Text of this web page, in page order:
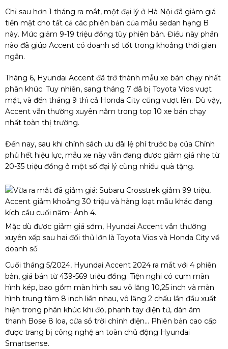
Chỉ sau hơn 1 tháng ra mắt, một đại lý ở Hà Nội đã giảm giá
tiền mặt cho tất cả các phiên bản của mẫu sedan hạng B
này. Mức giảm 9-19 triệu đồng tùy phiên bản. Điều này phần
nào đã giúp Accent có doanh số tốt trong khoảng thời gian
ngắn.
Tháng 6, Hyundai Accent đã trở thành mẫu xe bán chạy nhất
phân khúc. Tuy nhiên, sang tháng 7 đã bị Toyota Vios vượt
mặt, và đến tháng 9 thì cả Honda City cũng vượt lên. Dù vậy,
Accent vẫn thường xuyên nằm trong top 10 xe bán chạy
nhất toàn thị trường.
Đến nay, sau khi chính sách ưu đãi lệ phí trước bạ của Chính
phủ hết hiệu lực, mẫu xe này vẫn đang được giảm giá nhẹ từ
20-35 triệu đồng ở một số đại lý cùng nhiều quà tặng.
Mặc dù được giảm giá sớm, Hyundai Accent vẫn thường
xuyên xếp sau hai đối thủ lớn là Toyota Vios và Honda City về
doanh số
Cuối tháng 5/2024, Hyundai Accent 2024 ra mắt với 4 phiên
bản, giá bán từ 439-569 triệu đồng. Tiện nghi có cụm màn
hình kép, bao gồm màn hình sau vô lăng 10,25 inch và màn
hình trung tâm 8 inch liền nhau, vô lăng 2 chấu lần đầu xuất
hiện trong phân khúc khi đó, phanh tay điện tử, dàn âm
thanh Bose 8 loa, cửa sổ trời chỉnh điện… Phiên bản cao cấp
được trang bị công nghệ an toàn chủ động Hyundai
Smartsense.